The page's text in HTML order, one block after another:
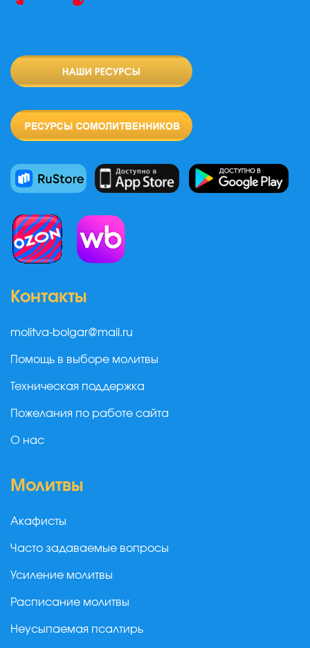
Контакты
molitva-bolgar@mail.ru
Помощь в выборе молитвы
Техническая поддержка
Пожелания по работе сайта
О нас
Молитвы
Акафисты
Часто задаваемые вопросы
Усиление молитвы
Расписание молитвы
Неусыпаемая псалтирь